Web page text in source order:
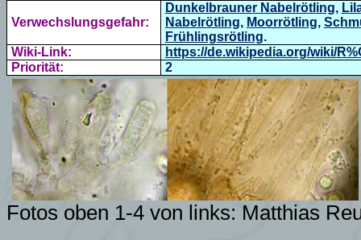
Verwechslungsgefahr:
Dunkelbrauner Nabelrötling,
Nabelrötling, Moorrötling,
Frühlingsrötling.
Wiki-Link:
https://de.wikipedia.org/wiki/
Priorität:
2
Fotos oben 1-4 von links: Matthias